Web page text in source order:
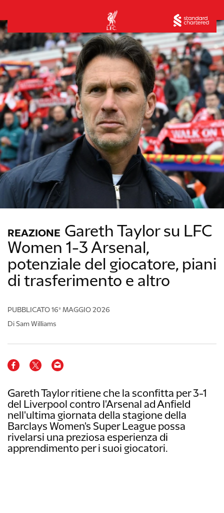
REAZIONE Gareth Taylor su LFC
Women 1-3 Arsenal,
potenziale del giocatore, piani
di trasferimento e altro
PUBBLICATO 16º MAGGIO 2026
Di Sam Williams
Gareth Taylor ritiene che la sconfitta per 3-1
del Liverpool contro l'Arsenal ad Anfield
nell'ultima giornata della stagione della
Barclays Women's Super League possa
rivelarsi una preziosa esperienza di
apprendimento per i suoi giocatori.